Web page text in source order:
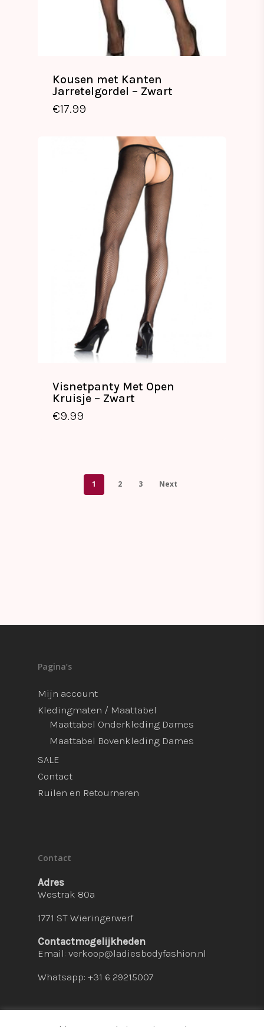
Kousen met Kanten
Jarretelgordel – Zwart
€17.99
Visnetpanty Met Open
Kruisje – Zwart
€9.99
1 2 3 Next
Pagina’s
Mijn account
Kledingmaten / Maattabel
Maattabel Onderkleding Dames
Maattabel Bovenkleding Dames
SALE
Contact
Ruilen en Retourneren
Contact
Adres
Westrak 80a
1771 ST Wieringerwerf
Contactmogelijkheden
Email: verkoop@ladiesbodyfashion.nl
Whatsapp: +31 6 29215007